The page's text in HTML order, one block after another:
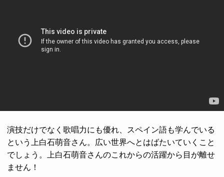
演技だけでなく歌唱力にも優れ、スペイン語も学んでいる
という上白石萌音さん。広い世界へとはばたいていくこと
でしょう。上白石萌音さんのこれからの活躍から目が離せ
ません！